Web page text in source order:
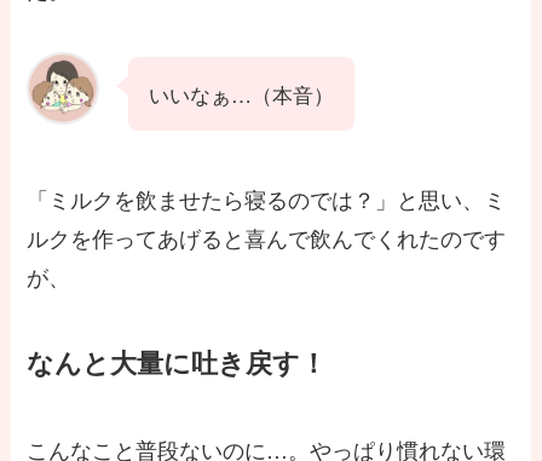
いいなぁ…（本音）
「ミルクを飲ませたら寝るのでは？」と思い、ミ
ルクを作ってあげると喜んで飲んでくれたのです
が、
なんと大量に吐き戻す！
こんなこと普段ないのに…。やっぱり慣れない環